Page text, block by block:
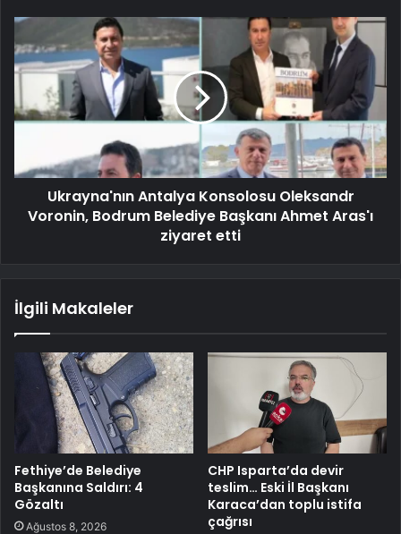
Ukrayna'nın Antalya Konsolosu Oleksandr
Voronin, Bodrum Belediye Başkanı Ahmet Aras'ı
ziyaret etti
İlgili Makaleler
Fethiye’de Belediye
Başkanına Saldırı: 4
Gözaltı
Ağustos 8, 2026
CHP Isparta’da devir
teslim… Eski İl Başkanı
Karaca’dan toplu istifa
çağrısı